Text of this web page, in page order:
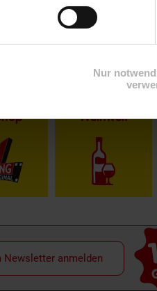
Nur
Weinwelt
Newsletter anmelden